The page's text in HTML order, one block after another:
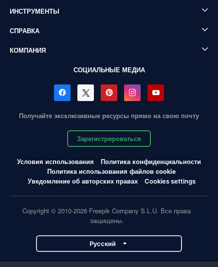
ИНСТРУМЕНТЫ
СПРАВКА
КОМПАНИЯ
СОЦИАЛЬНЫЕ МЕДИА
Получайте эксклюзивные ресурсы прямо на свою почту
Зарегистрироваться
Условия использования
Политика конфиденциальности
Политика использования файлов cookie
Уведомление об авторских правах
Cookies settings
Copyright © 2010-2026 Freepik Company S.L.U. Все права
защищены.
Pусский